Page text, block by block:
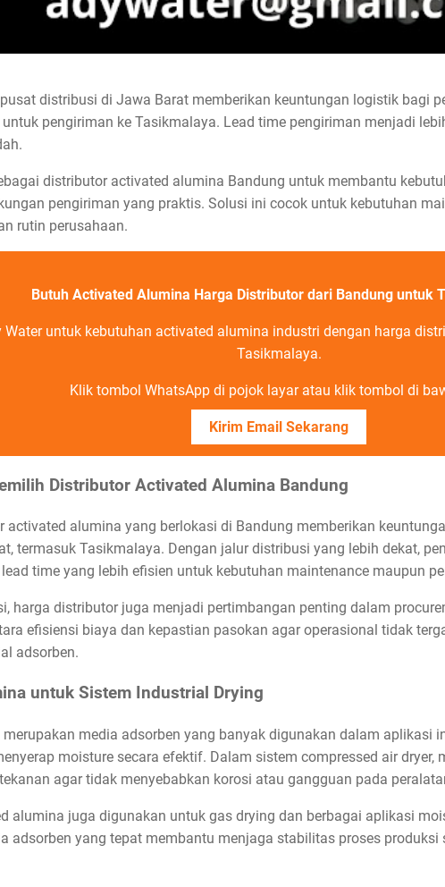
distribusi di Jawa Barat memberikan keuntungan logistik bagi
pengiriman ke Tasikmalaya. Lead time pengiriman menjadi
distributor activated alumina Bandung untuk membantu
pengiriman yang praktis. Solusi ini cocok untuk kebutuhan
rutin perusahaan.
Butuh Activated Alumina Harga Distributor dari Bandung untuk
Water untuk kebutuhan activated alumina industri dengan harga
Tasikmalaya.
Klik tombol WhatsApp di pojok layar atau klik tombol di
Kirim Email Sekarang
Distributor Activated Alumina Bandung
activated alumina yang berlokasi di Bandung memberikan
termasuk Tasikmalaya. Dengan jalur distribusi yang lebih dekat,
time yang lebih efisien untuk kebutuhan maintenance maupun
harga distributor juga menjadi pertimbangan penting dalam
efisiensi biaya dan kepastian pasokan agar operasional tidak
adsorben.
untuk Sistem Industrial Drying
media adsorben yang banyak digunakan dalam aplikasi
moisture secara efektif. Dalam sistem compressed air dryer,
agar tidak menyebabkan korosi atau gangguan pada
alumina juga digunakan untuk gas drying dan berbagai aplikasi
adsorben yang tepat membantu menjaga stabilitas proses